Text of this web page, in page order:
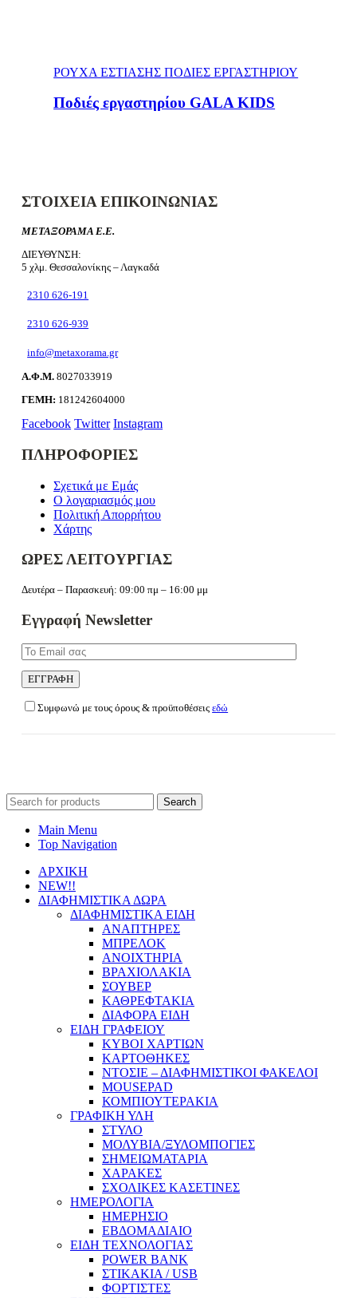
ΡΟΥΧΑ ΕΣΤΙΑΣΗΣ ΠΟΔΙΕΣ ΕΡΓΑΣΤΗΡΙΟΥ
Ποδιές εργαστηρίου GALA KIDS
ΣΤΟΙΧΕΙΑ ΕΠΙΚΟΙΝΩΝΙΑΣ
ΜΕΤΑΞΟΡΑΜΑ Ε.Ε.
ΔΙΕΥΘΥΝΣΗ:
5 χλμ. Θεσσαλονίκης – Λαγκαδά
2310 626-191
2310 626-939
info@metaxorama.gr
Α.Φ.Μ. 8027033919
ΓΕΜΗ: 181242604000
Facebook Twitter Instagram
ΠΛΗΡΟΦΟΡΙΕΣ
Σχετικά με Εμάς
Ο λογαριασμός μου
Πολιτική Απορρήτου
Χάρτης
ΩΡΕΣ ΛΕΙΤΟΥΡΓΙΑΣ
Δευτέρα – Παρασκευή: 09:00 πμ – 16:00 μμ
Εγγραφή Newsletter
Συμφωνώ με τους όρους & προϋποθέσειςεδώ
Search
for:
Main Menu
Top Navigation
ΑΡΧΙΚΗ
NEW!!
ΔΙΑΦΗΜΙΣΤΙΚΑ ΔΩΡΑ
ΔΙΑΦΗΜΙΣΤΙΚΑ ΕΙΔΗ
ΑΝΑΠΤΗΡΕΣ
ΜΠΡΕΛΟΚ
ΑΝΟΙΧΤΗΡΙΑ
ΒΡΑΧΙΟΛΑΚΙΑ
ΣΟΥΒΕΡ
ΚΑΘΡΕΦΤΑΚΙΑ
ΔΙΑΦΟΡΑ ΕΙΔΗ
ΕΙΔΗ ΓΡΑΦΕΙΟΥ
ΚΥΒΟΙ ΧΑΡΤΙΩΝ
ΚΑΡΤΟΘΗΚΕΣ
ΝΤΟΣΙΕ – ΔΙΑΦΗΜΙΣΤΙΚΟΙ ΦΑΚΕΛΟΙ
MOUSEPAD
ΚΟΜΠΙΟΥΤΕΡΑΚΙΑ
ΓΡΑΦΙΚΗ ΥΛΗ
ΣΤΥΛΟ
ΜΟΛΥΒΙΑ/ΞΥΛΟΜΠΟΓΙΕΣ
ΣΗΜΕΙΩΜΑΤΑΡΙΑ
ΧΑΡΑΚΕΣ
ΣΧΟΛΙΚΕΣ ΚΑΣΕΤΙΝΕΣ
ΗΜΕΡΟΛΟΓΙΑ
ΗΜΕΡΗΣΙΟ
ΕΒΔΟΜΑΔΙΑΙΟ
ΕΙΔΗ ΤΕΧΝΟΛΟΓΙΑΣ
POWER BANK
ΣΤΙΚΑΚΙΑ / USB
ΦΟΡΤΙΣΤΕΣ